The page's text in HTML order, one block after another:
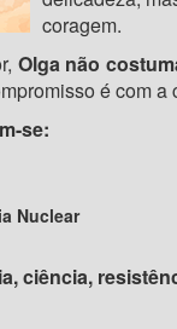
coragem.
Olga não
é com
se:
Nuclear
ciência,